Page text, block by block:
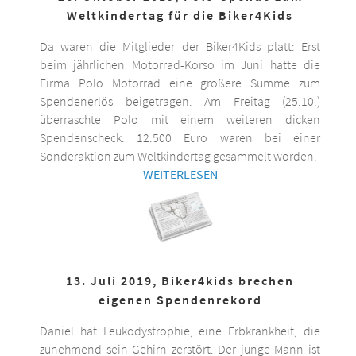
Weltkindertag für die Biker4Kids
Da waren die Mitglieder der Biker4Kids platt: Erst
beim jährlichen Motorrad-Korso im Juni hatte die
Firma Polo Motorrad eine größere Summe zum
Spendenerlös beigetragen. Am Freitag (25.10.)
überraschte Polo mit einem weiteren dicken
Spendenscheck: 12.500 Euro waren bei einer
Sonderaktion zum Weltkindertag gesammelt worden.
WEITERLESEN
13. Juli 2019, Biker4kids brechen
eigenen Spendenrekord
Daniel hat Leukodystrophie, eine Erbkrankheit, die
zunehmend sein Gehirn zerstört. Der junge Mann ist